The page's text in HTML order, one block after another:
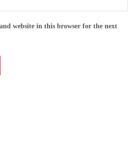
website in this browser for the next